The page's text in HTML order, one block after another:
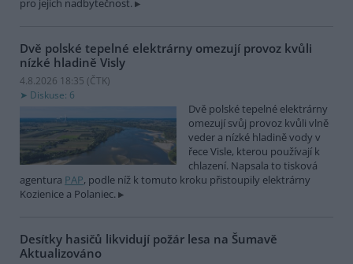
pro jejich nadbytečnost.
Dvě polské tepelné elektrárny omezují provoz kvůli
nízké hladině Visly
4.8.2026 18:35 (ČTK)
Diskuse: 6
Dvě polské tepelné elektrárny
omezují svůj provoz kvůli vlně
veder a nízké hladině vody v
řece Visle, kterou používají k
chlazení. Napsala to tisková
agentura PAP, podle níž k tomuto kroku přistoupily elektrárny
Kozienice a Polaniec.
Desítky hasičů likvidují požár lesa na Šumavě
Aktualizováno